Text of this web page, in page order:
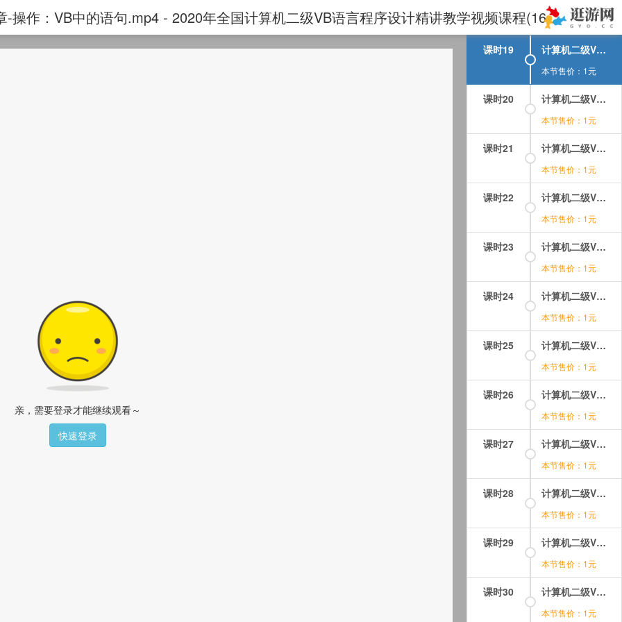
计算机二级VB语言程序设计视频课程-第03章-操作：VB中的语句.mp4 - 2020年全国计算机二级VB语言程序设计精讲教学视频课程(16章)
亲，需要登录才能继续观看～
快速登录
本节售价：1元
课时19 计算机二级VB语言程序设计视频课程-第03章-操作：VB中的语句.mp4
本节售价：1元
课时20 计算机二级VB语言程序设计视频课程-第03章-操作：程序的保存、装入和运行.mp4
本节售价：1元
课时21 计算机二级VB语言程序设计视频课程-第03章-操作：编写简单的应用程序.mp4
本节售价：1元
课时22 计算机二级VB语言程序设计视频课程-第04章-4.1数据类型.mp4
本节售价：1元
课时23 计算机二级VB语言程序设计视频课程-第04章-4.2常量和变量.mp4
本节售价：1元
课时24 计算机二级VB语言程序设计视频课程-第04章-4.3变量的作用域.mp4
本节售价：1元
课时25 计算机二级VB语言程序设计视频课程-第04章-4.4常用内部函数（1）.mp4
本节售价：1元
课时26 计算机二级VB语言程序设计视频课程-第04章-4.4常用内部函数（2）.mp4
本节售价：1元
课时27 计算机二级VB语言程序设计视频课程-第04章-4.4常用内部函数（3）.mp4
本节售价：1元
课时28 计算机二级VB语言程序设计视频课程-第04章-4.5运算符与表达式.mp4
本节售价：1元
课时29 计算机二级VB语言程序设计视频课程-第04章-操作：函数的应用（1）.mp4
本节售价：1元
课时30 计算机二级VB语言程序设计视频课程-第04章-操作：函数的应用（2）.mp4
本节售价：1元